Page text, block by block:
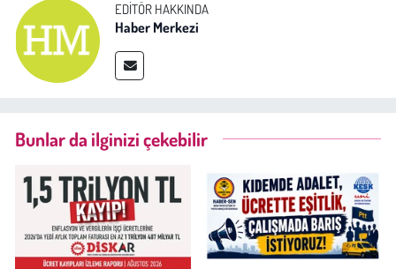
EDITÖR HAKKINDA
Haber Merkezi
Bunlar da ilginizi çekebilir